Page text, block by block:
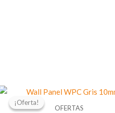
¡Oferta!
¡Oferta!
OFERTAS
El
original
El